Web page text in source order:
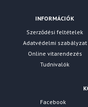
INFORMÁCIÓK
Szerződési feltételek
Adatvédelmi szabályzat
Online vitarendezés
Tudnivalók
Facebook